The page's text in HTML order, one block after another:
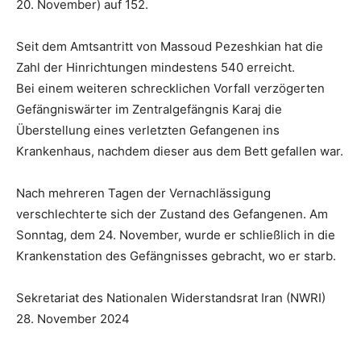
20. November) auf 152.
Seit dem Amtsantritt von Massoud Pezeshkian hat die
Zahl der Hinrichtungen mindestens 540 erreicht.
Bei einem weiteren schrecklichen Vorfall verzögerten
Gefängniswärter im Zentralgefängnis Karaj die
Überstellung eines verletzten Gefangenen ins
Krankenhaus, nachdem dieser aus dem Bett gefallen war.
Nach mehreren Tagen der Vernachlässigung
verschlechterte sich der Zustand des Gefangenen. Am
Sonntag, dem 24. November, wurde er schließlich in die
Krankenstation des Gefängnisses gebracht, wo er starb.
Sekretariat des Nationalen Widerstandsrat Iran (NWRI)
28. November 2024